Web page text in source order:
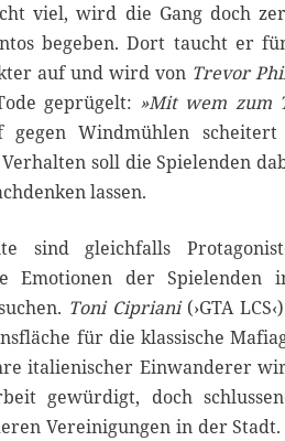
viel, wird die Gang doch
begeben. Dort taucht er
auf und wird von Trevor
geprügelt: »Mit wem zum
Windmühlen scheitert
soll die Spielenden
lassen.
sind gleichfalls
Emotionen der
Toni Cipriani (›GTA LCS‹) beispielsweise ist eine
für die klassische
italienischer Einwanderer
gewürdigt, doch
Vereinigungen in der